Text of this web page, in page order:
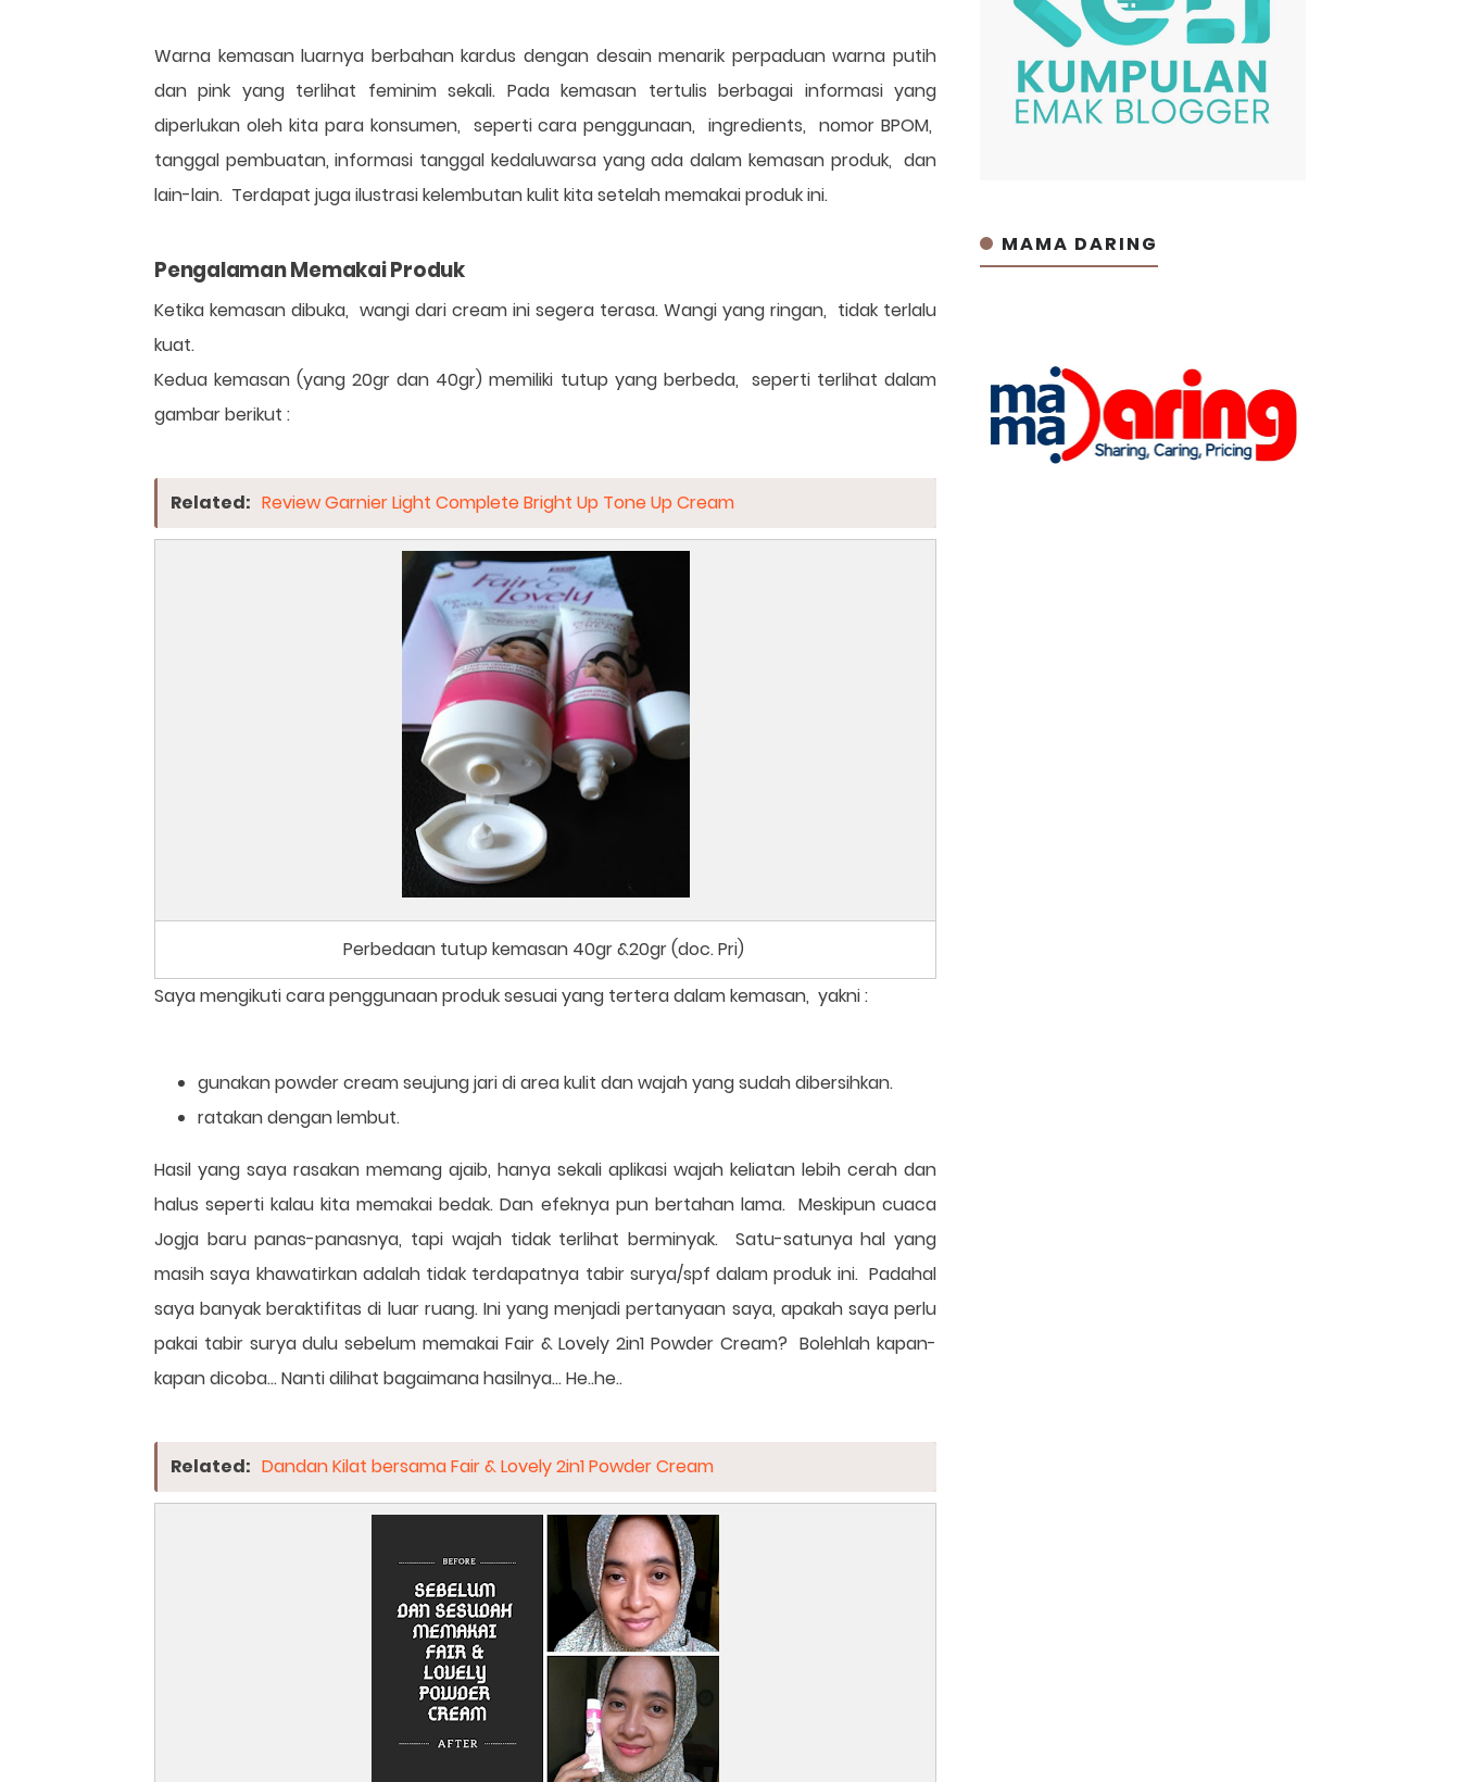
Warna kemasan luarnya berbahan kardus dengan desain menarik perpaduan warna putih
dan pink yang terlihat feminim sekali. Pada kemasan tertulis berbagai informasi yang
diperlukan oleh kita para konsumen, seperti cara penggunaan, ingredients, nomor BPOM,
tanggal pembuatan, informasi tanggal kedaluwarsa yang ada dalam kemasan produk, dan
lain-lain. Terdapat juga ilustrasi kelembutan kulit kita setelah memakai produk ini.
Pengalaman Memakai Produk
Ketika kemasan dibuka, wangi dari cream ini segera terasa. Wangi yang ringan, tidak terlalu
kuat.
Kedua kemasan (yang 20gr dan 40gr) memiliki tutup yang berbeda, seperti terlihat dalam
gambar berikut :
Related: Review Garnier Light Complete Bright Up Tone Up Cream
Perbedaan tutup kemasan 40gr &20gr (doc. Pri)
Saya mengikuti cara penggunaan produk sesuai yang tertera dalam kemasan, yakni :
gunakan powder cream seujung jari di area kulit dan wajah yang sudah dibersihkan.
ratakan dengan lembut.
Hasil yang saya rasakan memang ajaib, hanya sekali aplikasi wajah keliatan lebih cerah dan
halus seperti kalau kita memakai bedak. Dan efeknya pun bertahan lama. Meskipun cuaca
Jogja baru panas-panasnya, tapi wajah tidak terlihat berminyak. Satu-satunya hal yang
masih saya khawatirkan adalah tidak terdapatnya tabir surya/spf dalam produk ini. Padahal
saya banyak beraktifitas di luar ruang. Ini yang menjadi pertanyaan saya, apakah saya perlu
pakai tabir surya dulu sebelum memakai Fair & Lovely 2in1 Powder Cream? Bolehlah kapan-
kapan dicoba... Nanti dilihat bagaimana hasilnya... He..he..
Related: Dandan Kilat bersama Fair & Lovely 2in1 Powder Cream
MAMA DARING